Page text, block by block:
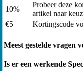
10%
Probeer deze
artikel naar
€5
Kortingscode
Meest gestelde vragen
Is er een werkende